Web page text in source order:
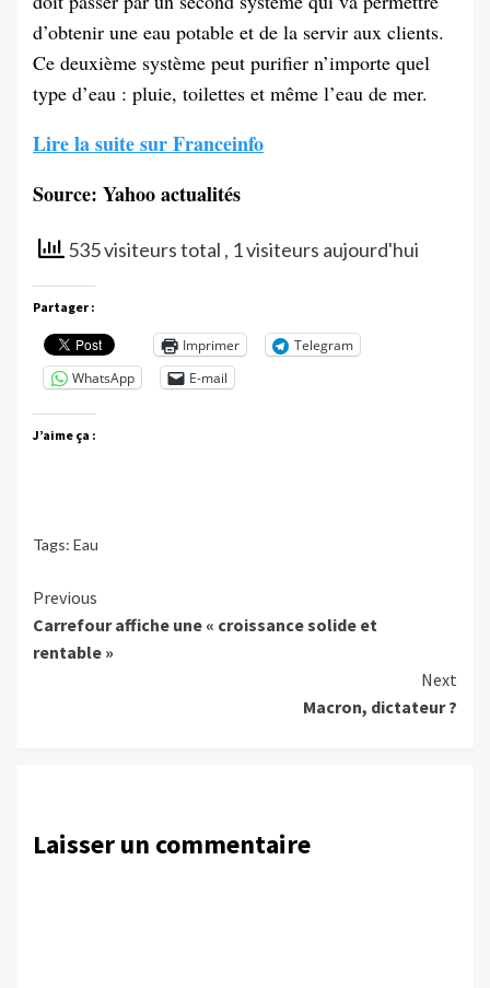
d’obtenir une eau potable et de la servir aux clients.
Ce deuxième système peut purifier n’importe quel
type d’eau : pluie, toilettes et même l’eau de mer.
Lire la suite sur Franceinfo
Source: Yahoo actualités
535 visiteurs total , 1 visiteurs aujourd'hui
Partager :
Imprimer
Telegram
WhatsApp
E-mail
J’aime ça :
Tags: Eau
Continue
Reading
Previous
Carrefour affiche une « croissance solide et
rentable »
Next
Macron, dictateur ?
Laisser un commentaire